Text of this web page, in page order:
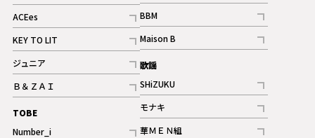
記事
ACEes
記事
KEY TO LIT
記事
ジュニア
記事
Ｂ＆ＺＡＩ
記事
TOBE
Number_i
記事
BBM
記事
ギャラリー
Maison B
記事
歌謡
SHiZUKU
記事
モナキ
記事
華ＭＥＮ組